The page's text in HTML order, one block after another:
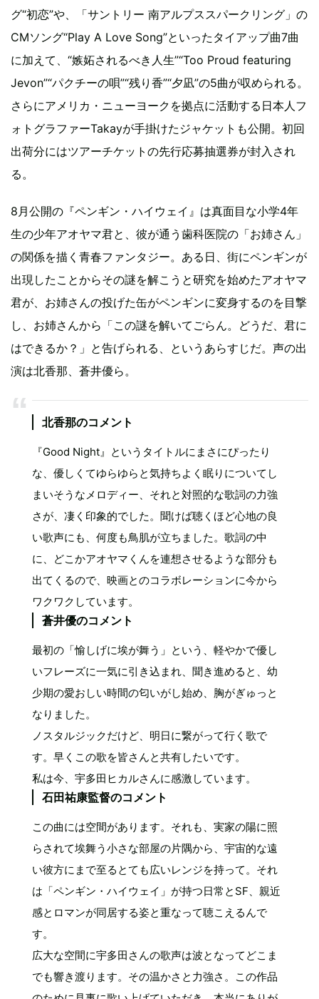
グ“初恋”や、「サントリー 南アルプススパークリング」の
CMソング“Play A Love Song”といったタイアップ曲7曲
に加えて、“嫉妬されるべき人生”“Too Proud featuring
Jevon”“パクチーの唄”“残り香”“夕凪”の5曲が収められる。
さらにアメリカ・ニューヨークを拠点に活動する日本人フ
ォトグラファーTakayが手掛けたジャケットも公開。初回
出荷分にはツアーチケットの先行応募抽選券が封入され
る。
8月公開の『ペンギン・ハイウェイ』は真面目な小学4年
生の少年アオヤマ君と、彼が通う歯科医院の「お姉さん」
の関係を描く青春ファンタジー。ある日、街にペンギンが
出現したことからその謎を解こうと研究を始めたアオヤマ
君が、お姉さんの投げた缶がペンギンに変身するのを目撃
し、お姉さんから「この謎を解いてごらん。どうだ、君に
はできるか？」と告げられる、というあらすじだ。声の出
演は北香那、蒼井優ら。
北香那のコメント
『Good Night』というタイトルにまさにぴったり
な、優しくてゆらゆらと気持ちよく眠りについてし
まいそうなメロディー、それと対照的な歌詞の力強
さが、凄く印象的でした。聞けば聴くほど心地の良
い歌声にも、何度も鳥肌が立ちました。歌詞の中
に、どこかアオヤマくんを連想させるような部分も
出てくるので、映画とのコラボレーションに今から
ワクワクしています。
蒼井優のコメント
最初の「愉しげに埃が舞う」という、軽やかで優し
いフレーズに一気に引き込まれ、聞き進めると、幼
少期の愛おしい時間の匂いがし始め、胸がぎゅっと
なりました。
ノスタルジックだけど、明日に繋がって行く歌で
す。早くこの歌を皆さんと共有したいです。
私は今、宇多田ヒカルさんに感激しています。
石田祐康監督のコメント
この曲には空間があります。それも、実家の陽に照
らされて埃舞う小さな部屋の片隅から、宇宙的な遠
い彼方にまで至るとても広いレンジを持って。それ
は「ペンギン・ハイウェイ」が持つ日常とSF、親近
感とロマンが同居する姿と重なって聴こえるんで
す。
広大な空間に宇多田さんの歌声は波となってどこま
でも響き渡ります。その温かさと力強さ。この作品